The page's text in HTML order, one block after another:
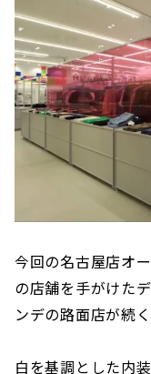
今回の名古屋店オ
の店舗を手がけた
ンデの路面店が続
白を基調とした内